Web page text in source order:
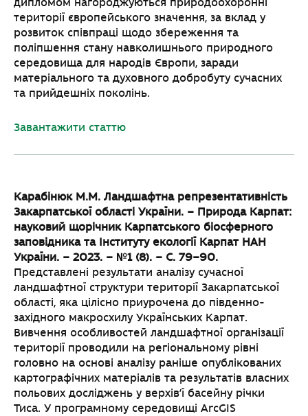
дипломом нагороджуються природоохоронні
території європейського значення, за вклад у
розвиток співпраці щодо збереження та
поліпшення стану навколишнього природного
середовища для народів Європи, заради
матеріального та духовного добробуту сучасних
та прийдешніх поколінь.
Завантажити статтю
Карабінюк М.М. Ландшафтна репрезентативність
Закарпатської області України. – Природа Карпат:
науковий щорічник Карпатського біосферного
заповідника та Інституту екології Карпат НАН
України. – 2023. – №1 (8). – С. 79–90.
Представлені результати аналізу сучасної
ландшафтної структури території Закарпатської
області, яка цілісно приурочена до південно-
західного макросхилу Українських Карпат.
Вивчення особливостей ландшафтної організації
території проводили на регіональному рівні
головно на основі аналізу раніше опублікованих
картографічних матеріалів та результатів власних
польових досліджень у верхів’ї басейну річки
Тиса. У програмному середовищі ArcGIS